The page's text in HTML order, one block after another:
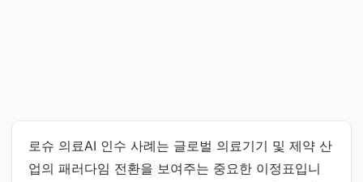
로슈 의료AI 인수 사례는 글로벌 의료기기 및 제약 산
업의 패러다임 전환을 보여주는 중요한 이정표입니